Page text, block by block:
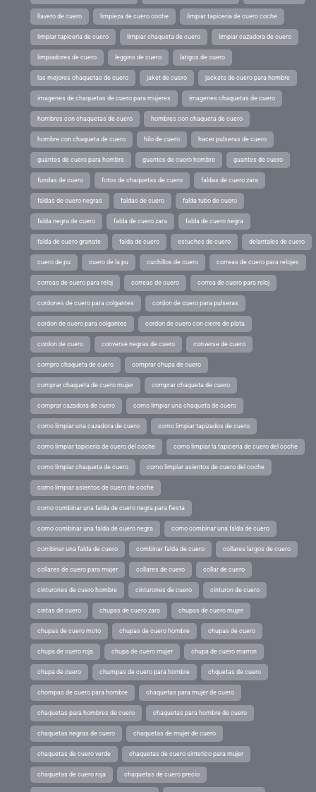
llavero de cuero limpieza de cuero coche limpiar tapiceria de cuero coche
limpiar tapiceria de cuero limpiar chaqueta de cuero limpiar cazadora de cuero
limpiadores de cuero leggins de cuero latigos de cuero
las mejores chaquetas de cuero jaket de cuero jackets de cuero para hombre
imagenes de chaquetas de cuero para mujeres imagenes chaquetas de cuero
hombres con chaquetas de cuero hombres con chaqueta de cuero
hombre con chaqueta de cuero hilo de cuero hacer pulseras de cuero
guantes de cuero para hombre guantes de cuero hombre guantes de cuero
fundas de cuero fotos de chaquetas de cuero faldas de cuero zara
faldas de cuero negras faldas de cuero falda tubo de cuero
falda negra de cuero falda de cuero zara falda de cuero negra
falda de cuero granate falda de cuero estuches de cuero delantales de cuero
cuero de pu cuero de la pu cuchillos de cuero correas de cuero para relojes
correas de cuero para reloj correas de cuero correa de cuero para reloj
cordones de cuero para colgantes cordon de cuero para pulseras
cordon de cuero para colgantes cordon de cuero con cierre de plata
cordon de cuero converse negras de cuero converse de cuero
compro chaqueta de cuero comprar chupa de cuero
comprar chaqueta de cuero mujer comprar chaqueta de cuero
comprar cazadora de cuero como limpiar una chaqueta de cuero
como limpiar una cazadora de cuero como limpiar tapizados de cuero
como limpiar tapiceria de cuero del coche como limpiar la tapiceria de cuero del coche
como limpiar chaqueta de cuero como limpiar asientos de cuero del coche
como limpiar asientos de cuero de coche
como combinar una falda de cuero negra para fiesta
como combinar una falda de cuero negra como combinar una falda de cuero
combinar una falda de cuero combinar falda de cuero collares largos de cuero
collares de cuero para mujer collares de cuero collar de cuero
cinturones de cuero hombre cinturones de cuero cinturon de cuero
cintas de cuero chupas de cuero zara chupas de cuero mujer
chupas de cuero moto chupas de cuero hombre chupas de cuero
chupa de cuero roja chupa de cuero mujer chupa de cuero marron
chupa de cuero chumpas de cuero para hombre chquetas de cuero
chompas de cuero para hombre chaquetas para mujer de cuero
chaquetas para hombres de cuero chaquetas para hombre de cuero
chaquetas negras de cuero chaquetas de mujer de cuero
chaquetas de cuero verde chaquetas de cuero sintetico para mujer
chaquetas de cuero roja chaquetas de cuero precio